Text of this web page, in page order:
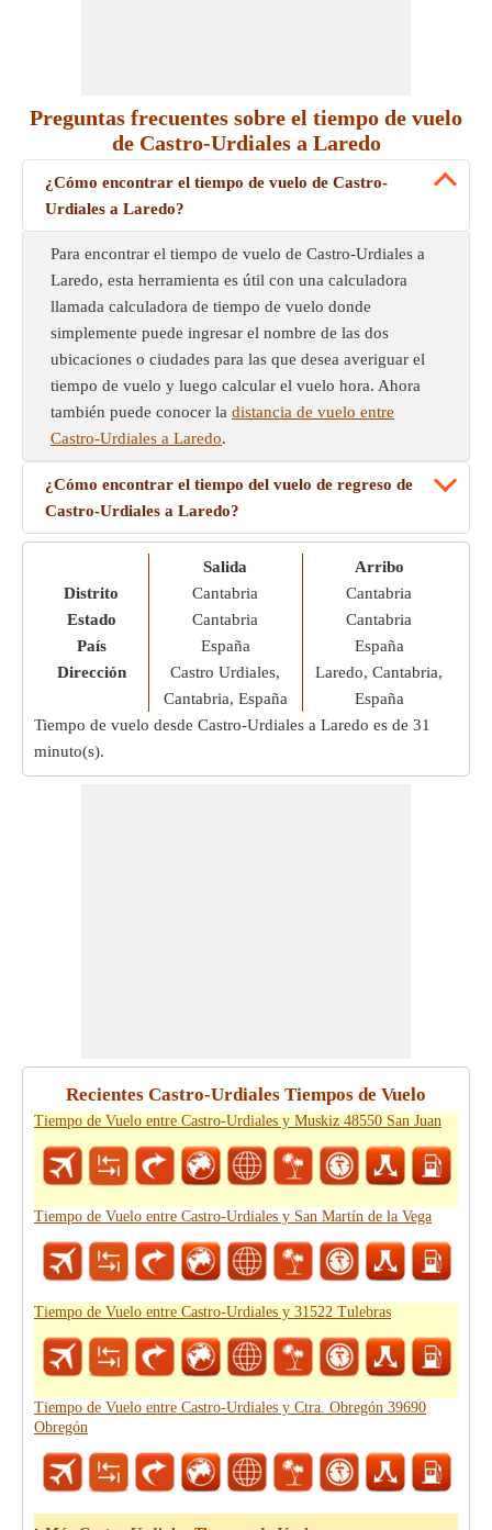
Preguntas frecuentes sobre el tiempo de vuelo
de Castro-Urdiales a Laredo
¿Cómo encontrar el tiempo de vuelo de Castro-
Urdiales a Laredo?
Para encontrar el tiempo de vuelo de Castro-Urdiales a
Laredo, esta herramienta es útil con una calculadora
llamada calculadora de tiempo de vuelo donde
simplemente puede ingresar el nombre de las dos
ubicaciones o ciudades para las que desea averiguar el
tiempo de vuelo y luego calcular el vuelo hora. Ahora
también puede conocer la distancia de vuelo entre
Castro-Urdiales a Laredo.
¿Cómo encontrar el tiempo del vuelo de regreso de
Castro-Urdiales a Laredo?
Distrito
Estado
País
Dirección
Salida
Cantabria
Cantabria
España
Castro Urdiales,
Cantabria, España
Arribo
Cantabria
Cantabria
España
Laredo, Cantabria,
España
Tiempo de vuelo desde Castro-Urdiales a Laredo es de 31
minuto(s).
Recientes Castro-Urdiales Tiempos de Vuelo
Tiempo de Vuelo entre Castro-Urdiales y Muskiz 48550 San Juan
Tiempo de Vuelo entre Castro-Urdiales y San Martín de la Vega
Tiempo de Vuelo entre Castro-Urdiales y 31522 Tulebras
Tiempo de Vuelo entre Castro-Urdiales y Ctra. Obregón 39690
Obregón